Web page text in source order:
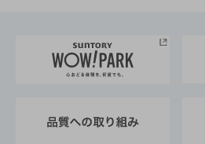
地域情報
サントリーサンバーズ大阪
サントリーが考えるサステナ
企業概要